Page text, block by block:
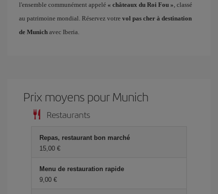
l'ensemble communément appelé « châteaux du Roi Fou » , classé
au patrimoine mondial. Réservez votre vol pas cher à destination
de Munich avec Iberia.
Prix ​​moyens pour Munich
Restaurants
Repas, restaurant bon marché
15,00 €
Menu de restauration rapide
9,00 €